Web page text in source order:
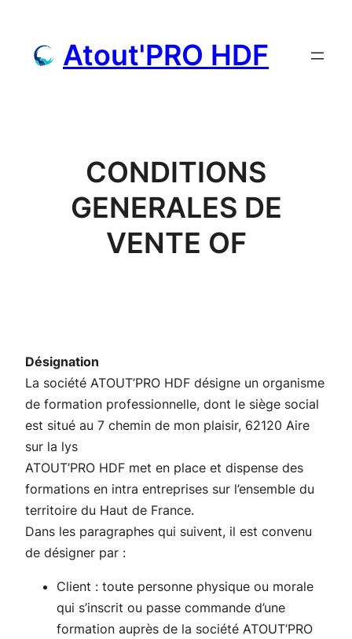
contenu
Atout'PRO HDF
CONDITIONS
GENERALES DE
VENTE OF
Désignation
La société ATOUT’PRO HDF désigne un organisme
de formation professionnelle, dont le siège social
est situé au 7 chemin de mon plaisir, 62120 Aire
sur la lys
ATOUT’PRO HDF met en place et dispense des
formations en intra entreprises sur l’ensemble du
territoire du Haut de France.
Dans les paragraphes qui suivent, il est convenu
de désigner par :
Client : toute personne physique ou morale
qui s’inscrit ou passe commande d’une
formation auprès de la société ATOUT’PRO